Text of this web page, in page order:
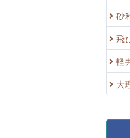
砂
飛
軽
大